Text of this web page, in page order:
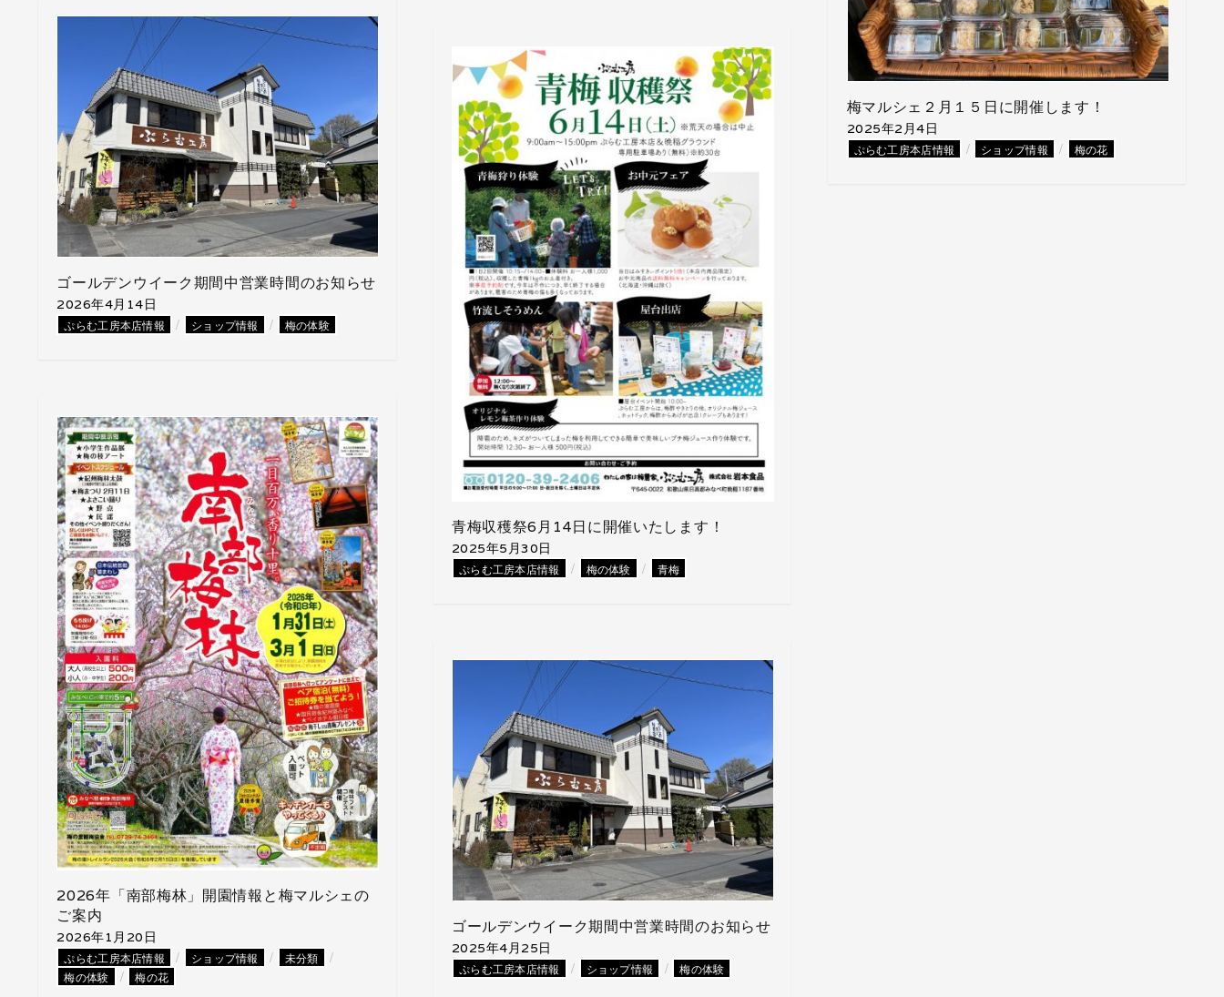
ゴールデンウイーク期間中営業時間のお知らせ
2026年4月14日
ぷらむ工房本店情報 / ショップ情報 / 梅の体験
2026年「南部梅林」開園情報と梅マルシェの
ご案内
2026年1月20日
ぷらむ工房本店情報 / ショップ情報 / 未分類 /
梅の体験 / 梅の花
青梅収穫祭6月14日に開催いたします！
2025年5月30日
ぷらむ工房本店情報 / 梅の体験 / 青梅
ゴールデンウイーク期間中営業時間のお知らせ
2025年4月25日
ぷらむ工房本店情報 / ショップ情報 / 梅の体験
梅マルシェ２月１５日に開催します！
2025年2月4日
ぷらむ工房本店情報 / ショップ情報 / 梅の花